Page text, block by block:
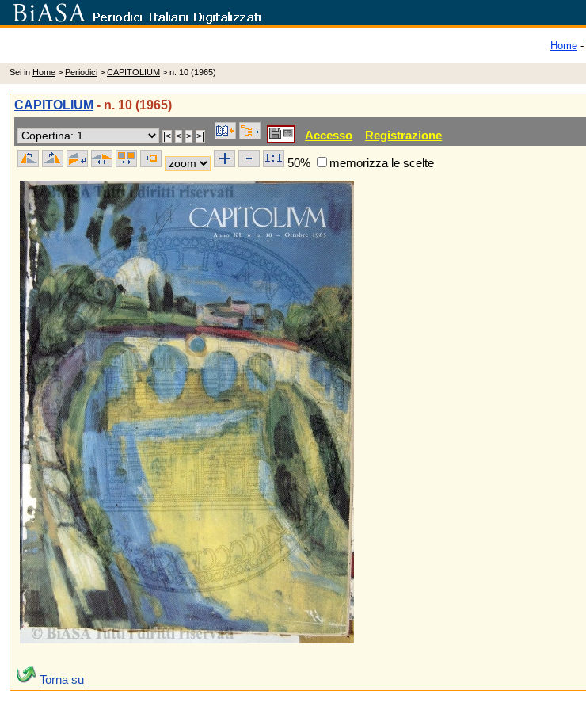
Home -
Sei in Home > Periodici > CAPITOLIUM > n. 10 (1965)
CAPITOLIUM - n. 10 (1965)
Accesso Registrazione
50% memorizza le scelte
Torna su